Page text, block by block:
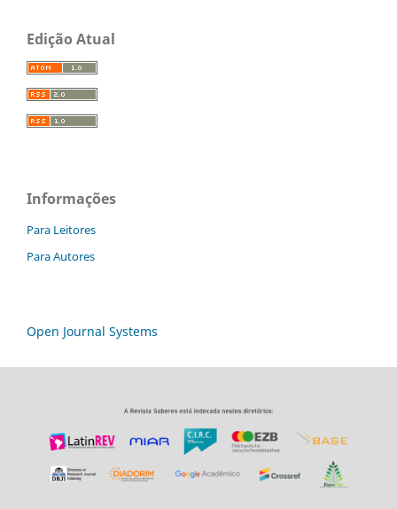
Edição Atual
Informações
Para Leitores
Para Autores
Open Journal Systems